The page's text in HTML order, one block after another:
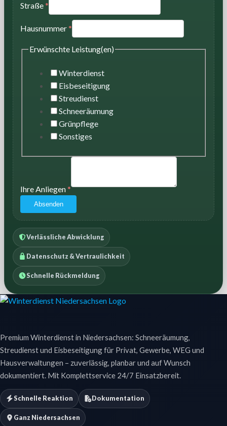
Straße*
Hausnummer*
Erwünschte Leistung(en)
Winterdienst
Eisbeseitigung
Streudienst
Schneeräumung
Grünpflege
Sonstiges
Ihre Anliegen*
Absenden
Verlässliche Abwicklung
Datenschutz & Vertraulichkeit
Schnelle Rückmeldung
Premium Winterdienst in Niedersachsen: Schneeräumung,
Streudienst und Eisbeseitigung für Privat, Gewerbe, WEG und
Hausverwaltungen – zuverlässig, planbar und auf Wunsch
dokumentiert. Mit Komplettservice 24/7 Einsatzbereit.
Schnelle Reaktion Dokumentation
Ganz Niedersachsen